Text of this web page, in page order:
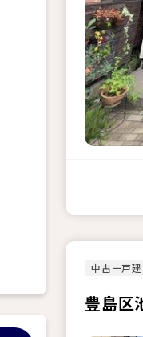
中古一戸建
豊島区